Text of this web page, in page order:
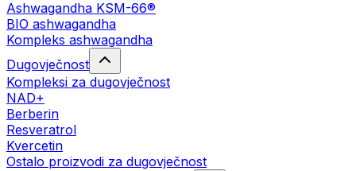
Ashwagandha KSM-66®
BIO ashwagandha
Kompleks ashwagandha
Dugovječnost
Kompleksi za dugovječnost
NAD+
Berberin
Resveratrol
Kvercetin
Ostalo proizvodi za dugovječnost